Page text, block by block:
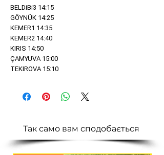
BELDiBi3 14:15
GÖYNÜK 14:25
KEMER1 14:35
KEMER2 14:40
KIRIS 14:50
ÇAMYUVA 15:00
TEKIROVA 15:10
Так само вам сподобається